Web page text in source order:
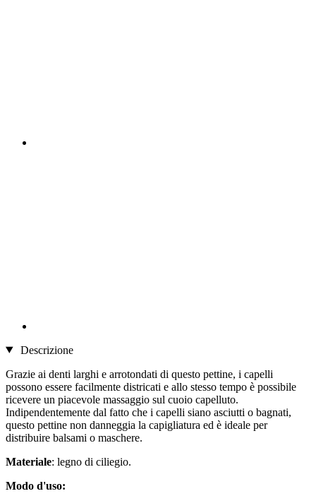
Descrizione
Grazie ai denti larghi e arrotondati di questo pettine, i capelli
possono essere facilmente districati e allo stesso tempo è possibile
ricevere un piacevole massaggio sul cuoio capelluto.
Indipendentemente dal fatto che i capelli siano asciutti o bagnati,
questo pettine non danneggia la capigliatura ed è ideale per
distribuire balsami o maschere.
Materiale: legno di ciliegio.
Modo d'uso: